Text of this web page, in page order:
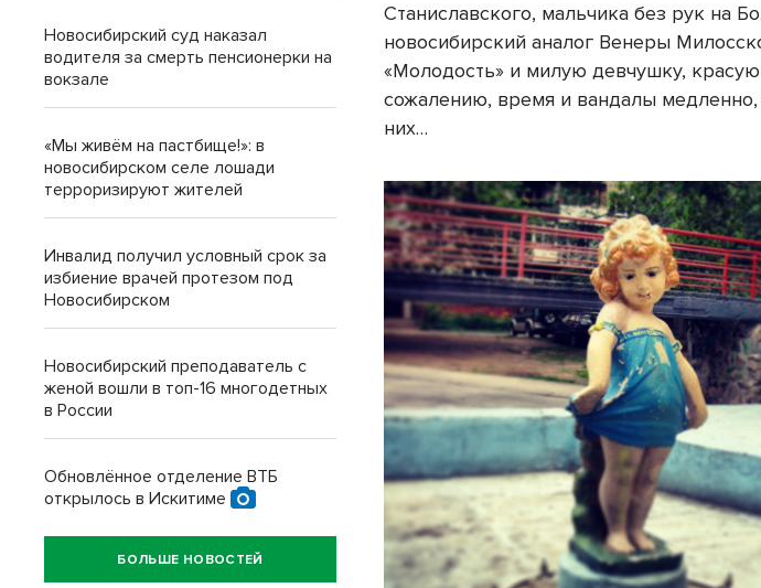
Станиславского, мальчика без рук на
новосибирский аналог Венеры
«Молодость» и милую девчушку,
сожалению, время и вандалы
них…
Новосибирский суд наказал
водителя за смерть пенсионерки на
вокзале
«Мы живём на пастбище!»: в
новосибирском селе лошади
терроризируют жителей
Инвалид получил условный срок за
избиение врачей протезом под
Новосибирском
Новосибирский преподаватель с
женой вошли в топ-16 многодетных
в России
Обновлённое отделение ВТБ
открылось в Искитиме
БОЛЬШЕ НОВОСТЕЙ